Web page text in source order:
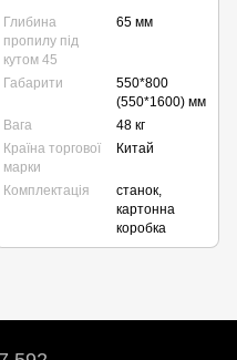
Глибина
пропилу під
кутом 45
65 мм
Габарити
550*800
(550*1600) мм
Вага
48 кг
Країна торгової
марки
Китай
Комплектація
станок,
картонна
коробка